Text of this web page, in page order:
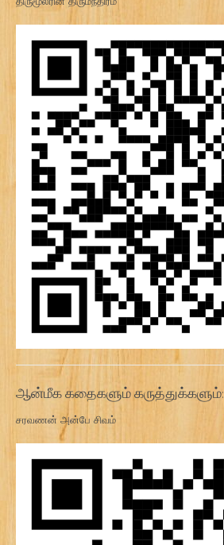
ஆன்மீக கதைகளும் கருத்துக்களும்:
சரவணன் அன்பே சிவம்